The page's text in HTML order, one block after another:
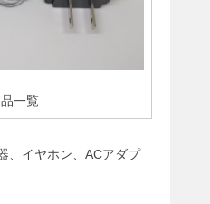
一覧
、イヤホン、ACアダプ